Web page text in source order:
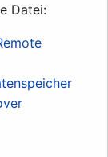
Datei: